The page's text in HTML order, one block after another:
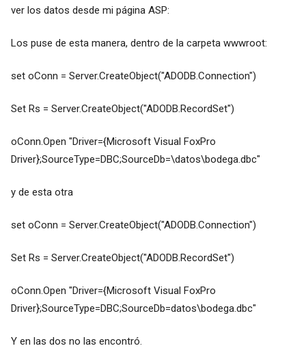
ver los datos desde mi página ASP:
Los puse de esta manera, dentro de la carpeta wwwroot:
set oConn = Server.CreateObject("ADODB.Connection")
Set Rs = Server.CreateObject("ADODB.RecordSet")
oConn.Open "Driver={Microsoft Visual FoxPro
Driver};SourceType=DBC;SourceDb=\datos\bodega.dbc"
y de esta otra
set oConn = Server.CreateObject("ADODB.Connection")
Set Rs = Server.CreateObject("ADODB.RecordSet")
oConn.Open "Driver={Microsoft Visual FoxPro
Driver};SourceType=DBC;SourceDb=datos\bodega.dbc"
Y en las dos no las encontró.